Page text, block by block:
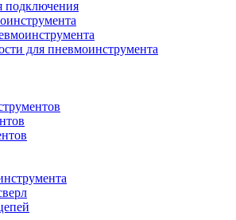
подключения
для пневмоинструмента